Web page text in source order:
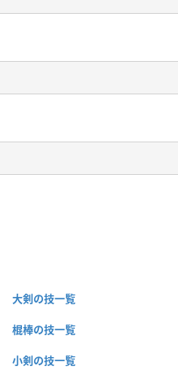
大剣の技一覧
棍棒の技一覧
小剣の技一覧